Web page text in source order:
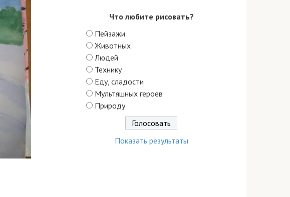
Что любите рисовать?
Пейзажи
Животных
Людей
Технику
Еду, сладости
Мультяшных героев
Природу
Показать результаты